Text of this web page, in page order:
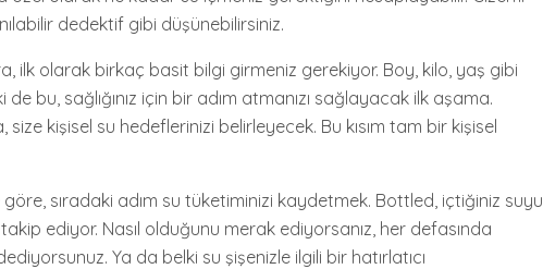
dedektif gibi düşünebilirsiniz.
ilk olarak birkaç basit bilgi girmeniz gerekiyor. Boy, kilo, yaş gibi
bu, sağlığınız için bir adım atmanızı sağlayacak ilk aşama.
kişisel su hedeflerinizi belirleyecek. Bu kısım tam bir kişisel
sıradaki adım su tüketiminizi kaydetmek. Bottled, içtiğiniz suyu
ediyor. Nasıl olduğunu merak ediyorsanız, her defasında
Ya da belki su şişenizle ilgili bir hatırlatıcı